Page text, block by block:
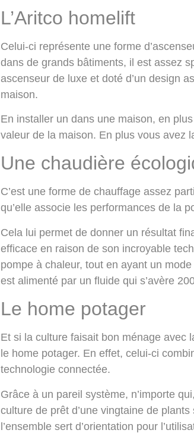
L’Aritco homelift
Celui-ci représente une forme
dans de grands bâtiments, il est assez
ascenseur de luxe et doté d’un design
maison.
En installer un dans une maison, en
valeur de la maison. En plus vous avez
Une chaudière
C’est une forme de chauffage assez
qu’elle associe les performances de la
Cela lui permet de donner un résultat
efficace en raison de son incroyable
pompe à chaleur, tout en ayant un
est alimenté par un fluide qui s’avère
Le home potager
Et si la culture faisait bon ménage avec
le home potager. En effet, celui-ci
technologie connectée.
Grâce à un pareil système, n’importe
culture de prêt d’une vingtaine de
l’ensemble sert d’orientation pour